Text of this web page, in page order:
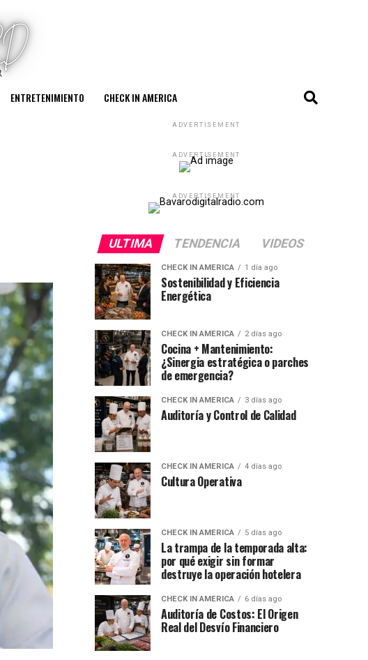
ENTRETENIMIENTO CHECK IN AMERICA
ADVERTISEMENT
ADVERTISEMENT
ADVERTISEMENT
ULTIMA TENDENCIA VIDEOS
CHECK IN AMERICA 1 día ago
Sostenibilidad y Eficiencia
Energética
CHECK IN AMERICA 2 días ago
Cocina + Mantenimiento:
¿Sinergia estratégica o parches
de emergencia?
CHECK IN AMERICA 3 días ago
Auditoría y Control de Calidad
CHECK IN AMERICA 4 días ago
Cultura Operativa
CHECK IN AMERICA 5 días ago
La trampa de la temporada alta:
por qué exigir sin formar
destruye la operación hotelera
CHECK IN AMERICA 6 días ago
Auditoría de Costos: El Origen
Real del Desvío Financiero